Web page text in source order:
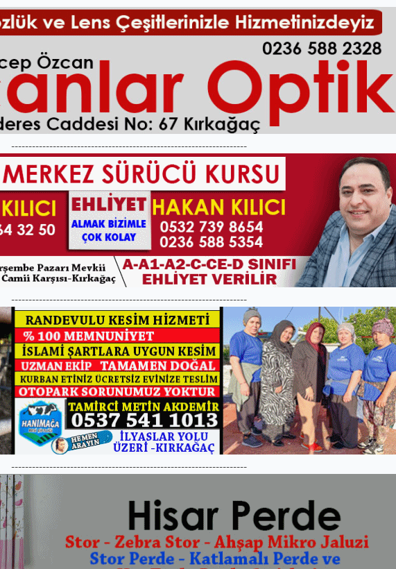
--------------------------------------------------------------------
--------------------------------------------------------------------
--------------------------------------------------------------------